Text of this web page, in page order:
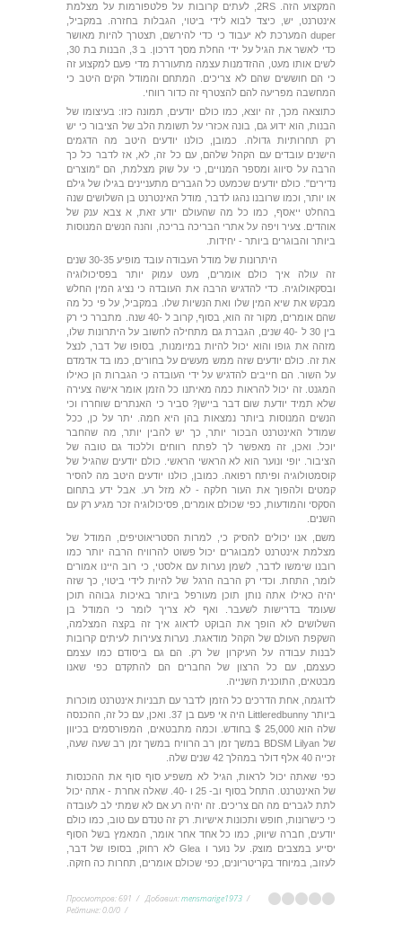
המקצוע הזה. 2RS, לעתים קרובות על פלטפורמות על מצלמת
אינטרנט, יש, כיצד לבוא לידי ביטוי, הגבלות בחזרה. במקביל,
duper המערכת לא יעבוד כי כדי להירשם, תצטרך להיות מאושר
לשים אותו מעט, ההזדמנות עצמה מתעוררת מדי פעם למקצוע זה
כי הם חוששים שהם לא צריכים. המתחם והמודל הקים היטב כי
המחשבה מפריעה להם להצטרף זה כדור רווחי.
כתוצאה מכך, זה יוצא, כמו כולם יודעים, תמונה כזו: בעיצומו של
הבנות, הוא ידוע גם, בונה אכזרי על תשומת הלב של הציבור כי יש
רק תחרותיות גדולה. כמובן, כולנו יודעים היטב מה הדגמים
הישנים עובדים עם הקהל שלהם, עם כל זה, לא, אז לדבר כל כך
הרבה על סיווג ומספר המנויים, כי על שוק מצלמת, הם "מוצרים
נדירים". כולם יודעים שכמעט כל הגברים מתעניינים בגילו של גילם
או יותר, וכמו שרובנו נהגו לדבר, מודל האינטרנט בן השלושים שנה
בהחלט ייאסף, כמו כל מה שהעולם יודע זאת, א צבא ענק של
אוהדים. צעיר ויפה על אתרי הבריכה בריכה, והנה הנשים המנוסות
ביותר והבוגרים ביותר - יחידות.
היתרונות של מודל העבודה עובד מופיע 30-35 שנים
זה עולה איך כולם אומרים, מעט עמוק יותר בפסיכולוגיה
ובסקאולוגיה. כדי להדגיש הרבה את העובדה כי נציג המין החלש
מבקש את שיא המין שלו ואת הנשיות שלו. במקביל, על פי כל מה
שהם אומרים, מקור זה הוא, בסוף, קרוב ל -40 שנה. מתברר כי רק
בין 30 ל -40 שנים, הגברת גם מתחילה לחשוב על היתרונות שלו,
מזהה את גופו והוא יכול להיות במיומנות, בסופו של דבר, לנצל
את זה. כולם יודעים שזה ממש מעשים על בחורים, כמו בד אדמדם
על השור. הם חייבים להדגיש על ידי העובדה כי הגברות הן כאילו
המגנט. זה יכול להראות כמה מאיתנו כל הזמן אומר אישה צעירה
שלא תמיד יודעת שום דבר ביישן? סביר כי האנתרים שוחררו וכי
הנשים המנוסות ביותר נמצאות בהן היא חמה. יתר על כן, ככל
שמודל האינטרנט הבכור יותר, כך יש להבין יותר, מה שהחבר
יוכל. ואכן, זה מאפשר לך לפתח רווחים וללכוד גם טובה של
הציבור. יופי ונוער הוא לא הראשי הראשי. כולם יודעים שהגיל של
קוסמטולוגיה ופיתח רפואה. כמובן, כולנו יודעים היטב מה להסיר
קמטים ולהפוך את העור חלקה - לא מזל רע. אבל ידע בתחום
הסקסי והמודעות, כפי שכולם אומרים, פסיכולוגיה זכר מגיע רק עם
השנים.
משם, אנו יכולים להסיק כי, למרות הסטריאוטיפים, המודל של
מצלמת אינטרנט למבוגרים יכול פשוט להרוויח הרבה יותר כמו
רובנו שימשו לדבר, לשמן נערות עם אלסטי, כי רוב היינו אמורים
לומר, התחת. וכדי רק הרבה הרגל של להיות לידי ביטוי, כך שזה
יהיה כאילו אתה נותן תוכן מעורפל ביותר באיכות גבוהה תוכן
שעומד בדרישות לשעבר. ואף לא צריך לומר כי המודל בן
השלושים לא הופך את הבוקט לדאוג איך זה בקצה המצלמה,
השקפת העולם של הקהל מודאגת. נערות צעירות לעיתים קרובות
לבנות עבודה על העיקרון של רק. הם גם ביסודם כמו עצמם
כעצמם, עם כל הרצון של החברים הם להתקדם כפי שאנו
מבטאים, התוכנית השנייה.
לדוגמה, אחת הדרכים כל הזמן לדבר עם תבניות אינטרנט מוכרות
ביותר Littleredbunny היה אי פעם בן 37. ואכן, עם כל זה, ההכנסה
שלה הוא 25,000 $ בחודש. וכמה מתבטאים, המפורסמים בכיוון
של BDSM Lilyan במשך זמן רב הרוויח במשך זמן רב שעה שעה,
זכייה 40 אלף דולר במהלך 42 שנים שלה.
כפי שאתה יכול לראות, הגיל לא משפיע סוף סוף את ההכנסות
של האינטרנט. התחל בסוף וב- 25 ו -40. שאלה אחרת - אתה יכול
לתת לגברים מה הם צריכים. זה יהיה רע אם לא שמתי לב לעובדה
כי כישרונות, חופש ותכונות אישיות. רק זה טנדם עם טוב, כמו כולם
יודעים, חברה שיווק, כמו כל אחד אחר אומר, המאמץ בשל הסוף
יסייע במצבים מוצק. על נוער ו Glea לא רחוק, בסופו של דבר,
לעזוב, במיוחד בקריטריונים, כפי שכולם אומרים, תחרות כה חזקה.
Просмотров:691 Добавил:mensmarige1973
Рейтинг:0.0/0